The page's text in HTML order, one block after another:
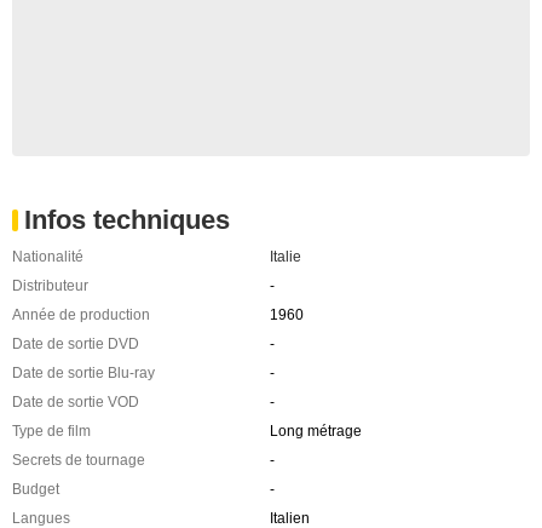
Infos techniques
Nationalité
Italie
Distributeur
-
Année de production
1960
Date de sortie DVD
-
Date de sortie Blu-ray
-
Date de sortie VOD
-
Type de film
Long métrage
Secrets de tournage
-
Budget
-
Langues
Italien